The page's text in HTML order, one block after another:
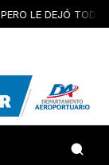
LE DEJÓ TODOS